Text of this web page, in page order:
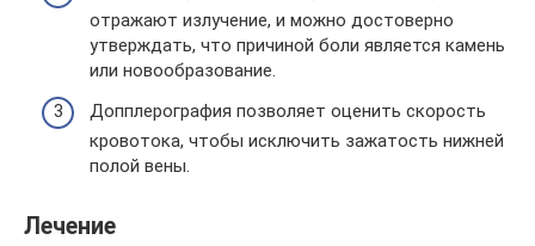
отражают излучение, и можно достоверно
утверждать, что причиной боли является камень
или новообразование.
Допплерография позволяет оценить скорость
кровотока, чтобы исключить зажатость нижней
полой вены.
Лечение